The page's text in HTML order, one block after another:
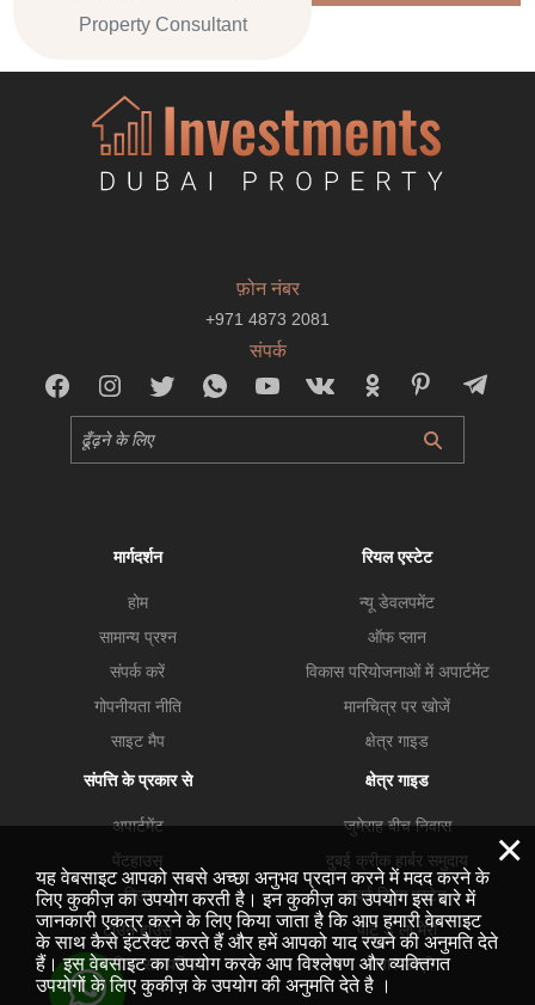
Property Consultant
फ़ोन नंबर
+971 4873 2081
संपर्क
मार्गदर्शन
होम
सामान्य प्रश्न
संपर्क करें
गोपनीयता नीति
साइट मैप
रियल एस्टेट
न्यू डेवलपमेंट
ऑफ प्लान
विकास परियोजनाओं में अपार्टमेंट
मानचित्र पर खोजें
क्षेत्र गाइड
संपत्ति के प्रकार से
अपार्टमेंट
पेंटहाउस
विला
टाउन हाउस
व्यावसायिक सम्मपतियां
क्षेत्र गाइड
जुमेराह बीच निवास
दुबई क्रीक हार्बर समुदाय
दुबई हिल्स एस्टेट
पोर्ट डे ला मेरो
व्यापार खाड़ी
×
यह वेबसाइट आपको सबसे अच्छा अनुभव प्रदान करने में मदद करने के
लिए कुकीज़ का उपयोग करती है। इन कुकीज़ का उपयोग इस बारे में
जानकारी एकत्र करने के लिए किया जाता है कि आप हमारी वेबसाइट
के साथ कैसे इंटरैक्ट करते हैं और हमें आपको याद रखने की अनुमति देते
हैं। इस वेबसाइट का उपयोग करके आप विश्लेषण और व्यक्तिगत
उपयोगों के लिए कुकीज़ के उपयोग की अनुमति देते है ।